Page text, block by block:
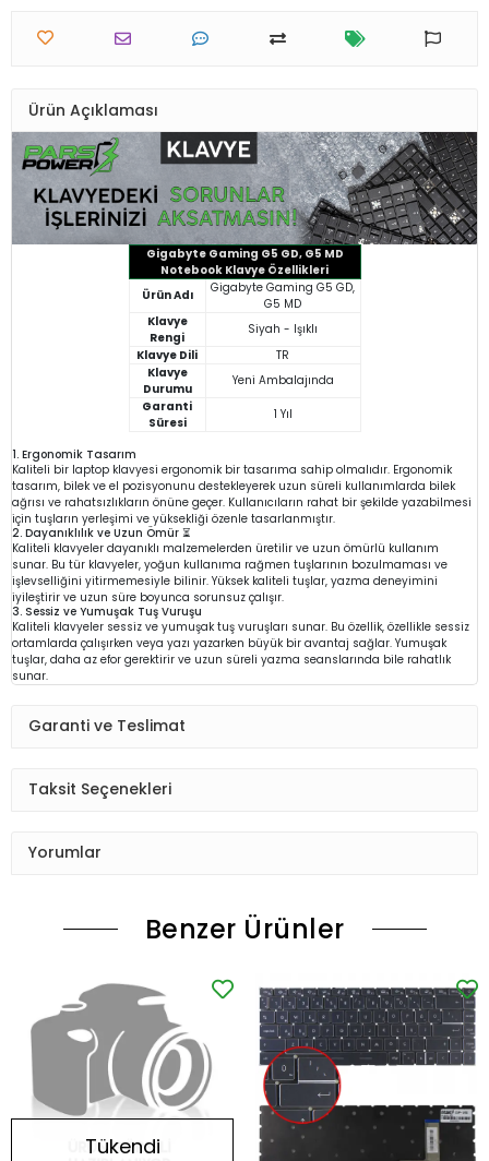
Ürün Açıklaması
Gigabyte Gaming G5 GD, G5 MD
Notebook Klavye Özellikleri
Ürün Adı
Gigabyte Gaming G5 GD,
G5 MD
Klavye
Rengi
Siyah - Işıklı
Klavye Dili
TR
Klavye
Durumu
Yeni Ambalajında
Garanti
Süresi
1 Yıl
1. Ergonomik Tasarım
Kaliteli bir laptop klavyesi ergonomik bir tasarıma sahip olmalıdır. Ergonomik
tasarım, bilek ve el pozisyonunu destekleyerek uzun süreli kullanımlarda bilek
ağrısı ve rahatsızlıkların önüne geçer. Kullanıcıların rahat bir şekilde yazabilmesi
için tuşların yerleşimi ve yüksekliği özenle tasarlanmıştır.
2. Dayanıklılık ve Uzun Ömür ⏳
Kaliteli klavyeler dayanıklı malzemelerden üretilir ve uzun ömürlü kullanım
sunar. Bu tür klavyeler, yoğun kullanıma rağmen tuşlarının bozulmaması ve
işlevselliğini yitirmemesiyle bilinir. Yüksek kaliteli tuşlar, yazma deneyimini
iyileştirir ve uzun süre boyunca sorunsuz çalışır.
3. Sessiz ve Yumuşak Tuş Vuruşu
Kaliteli klavyeler sessiz ve yumuşak tuş vuruşları sunar. Bu özellik, özellikle sessiz
ortamlarda çalışırken veya yazı yazarken büyük bir avantaj sağlar. Yumuşak
tuşlar, daha az efor gerektirir ve uzun süreli yazma seanslarında bile rahatlık
sunar.
Garanti ve Teslimat
Taksit Seçenekleri
Yorumlar
Benzer Ürünler
Tükendi